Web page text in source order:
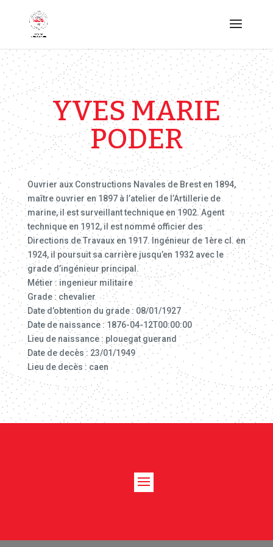
YVES MARIE
PODER
Ouvrier aux Constructions Navales de Brest en 1894,
maître ouvrier en 1897 à l’atelier de l’Artillerie de
marine, il est surveillant technique en 1902. Agent
technique en 1912, il est nommé officier des
Directions de Travaux en 1917. Ingénieur de 1ère cl. en
1924, il poursuit sa carrière jusqu’en 1932 avec le
grade d’ingénieur principal.
Métier : ingenieur militaire
Grade : chevalier
Date d’obtention du grade : 08/01/1927
Date de naissance : 1876-04-12T00:00:00
Lieu de naissance : plouegat guerand
Date de decès : 23/01/1949
Lieu de decès : caen